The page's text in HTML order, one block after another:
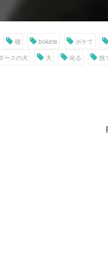
猫 bokete ボケて
ースの犬
犬 叱る 捨